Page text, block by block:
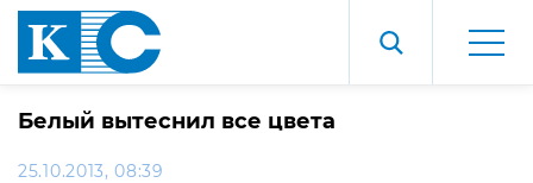
Белый вытеснил все цвета
25.10.2013, 08:39